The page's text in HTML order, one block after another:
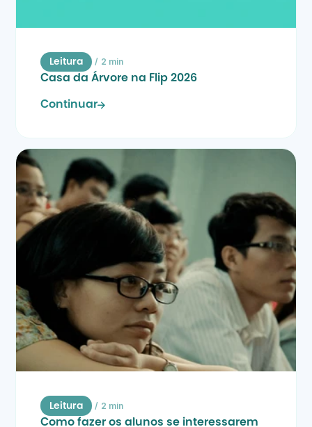
Leitura / 2 min
Casa da Árvore na Flip 2026
Continuar
Leitura / 2 min
Como fazer os alunos se interessarem